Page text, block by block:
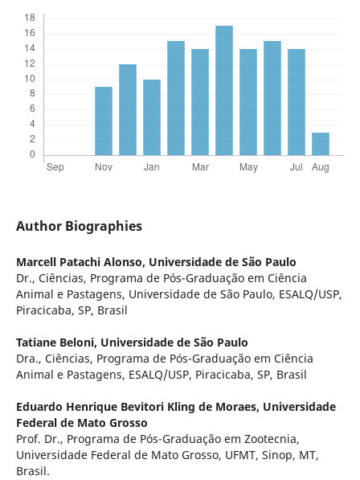
Author Biographies
Marcell Patachi Alonso, Universidade de São Paulo
Dr., Ciências, Programa de Pós-Graduação em Ciência
Animal e Pastagens, Universidade de São Paulo, ESALQ/USP,
Piracicaba, SP, Brasil
Tatiane Beloni, Universidade de São Paulo
Dra., Ciências, Programa de Pós-Graduação em Ciência
Animal e Pastagens, ESALQ/USP, Piracicaba, SP, Brasil
Eduardo Henrique Bevitori Kling de Moraes, Universidade
Federal de Mato Grosso
Prof. Dr., Programa de Pós-Graduação em Zootecnia,
Universidade Federal de Mato Grosso, UFMT, Sinop, MT,
Brasil.